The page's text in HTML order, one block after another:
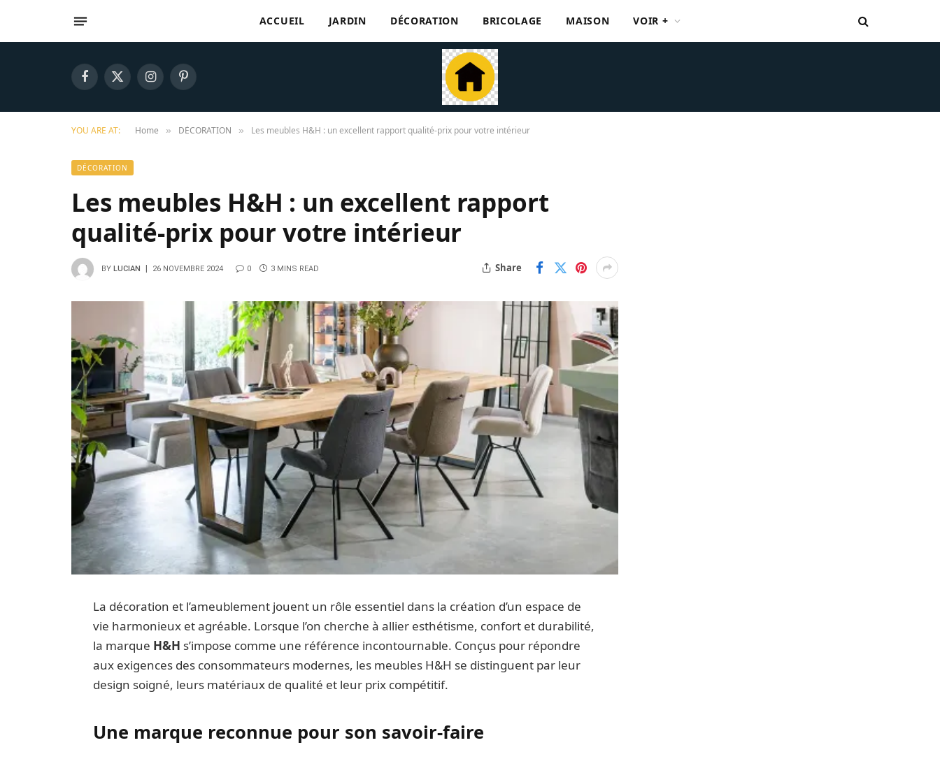
ACCUEIL JARDIN DÉCORATION BRICOLAGE MAISON VOIR +
Facebook
X
InstagramPinterest
YOU ARE AT: Home » DÉCORATION » Les meubles H&H : un excellent rapport qualité-prix pour votre intérieur
DÉCORATION
Les meubles H&H : un excellent rapport
qualité-prix pour votre intérieur
BY LUCIAN 26 NOVEMBRE 2024 0 3 MINS READ Share
La décoration et l’ameublement jouent un rôle essentiel dans la création d’un espace de
vie harmonieux et agréable. Lorsque l’on cherche à allier esthétisme, confort et durabilité,
la marque H&H s’impose comme une référence incontournable. Conçus pour répondre
aux exigences des consommateurs modernes, les meubles H&H se distinguent par leur
design soigné, leurs matériaux de qualité et leur prix compétitif.
Une marque reconnue pour son savoir-faire